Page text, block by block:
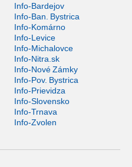
Info-Bardejov
Info-Ban. Bystrica
Info-Komárno
Info-Levice
Info-Michalovce
Info-Nitra.sk
Info-Nové Zámky
Info-Pov. Bystrica
Info-Prievidza
Info-Slovensko
Info-Trnava
Info-Zvolen